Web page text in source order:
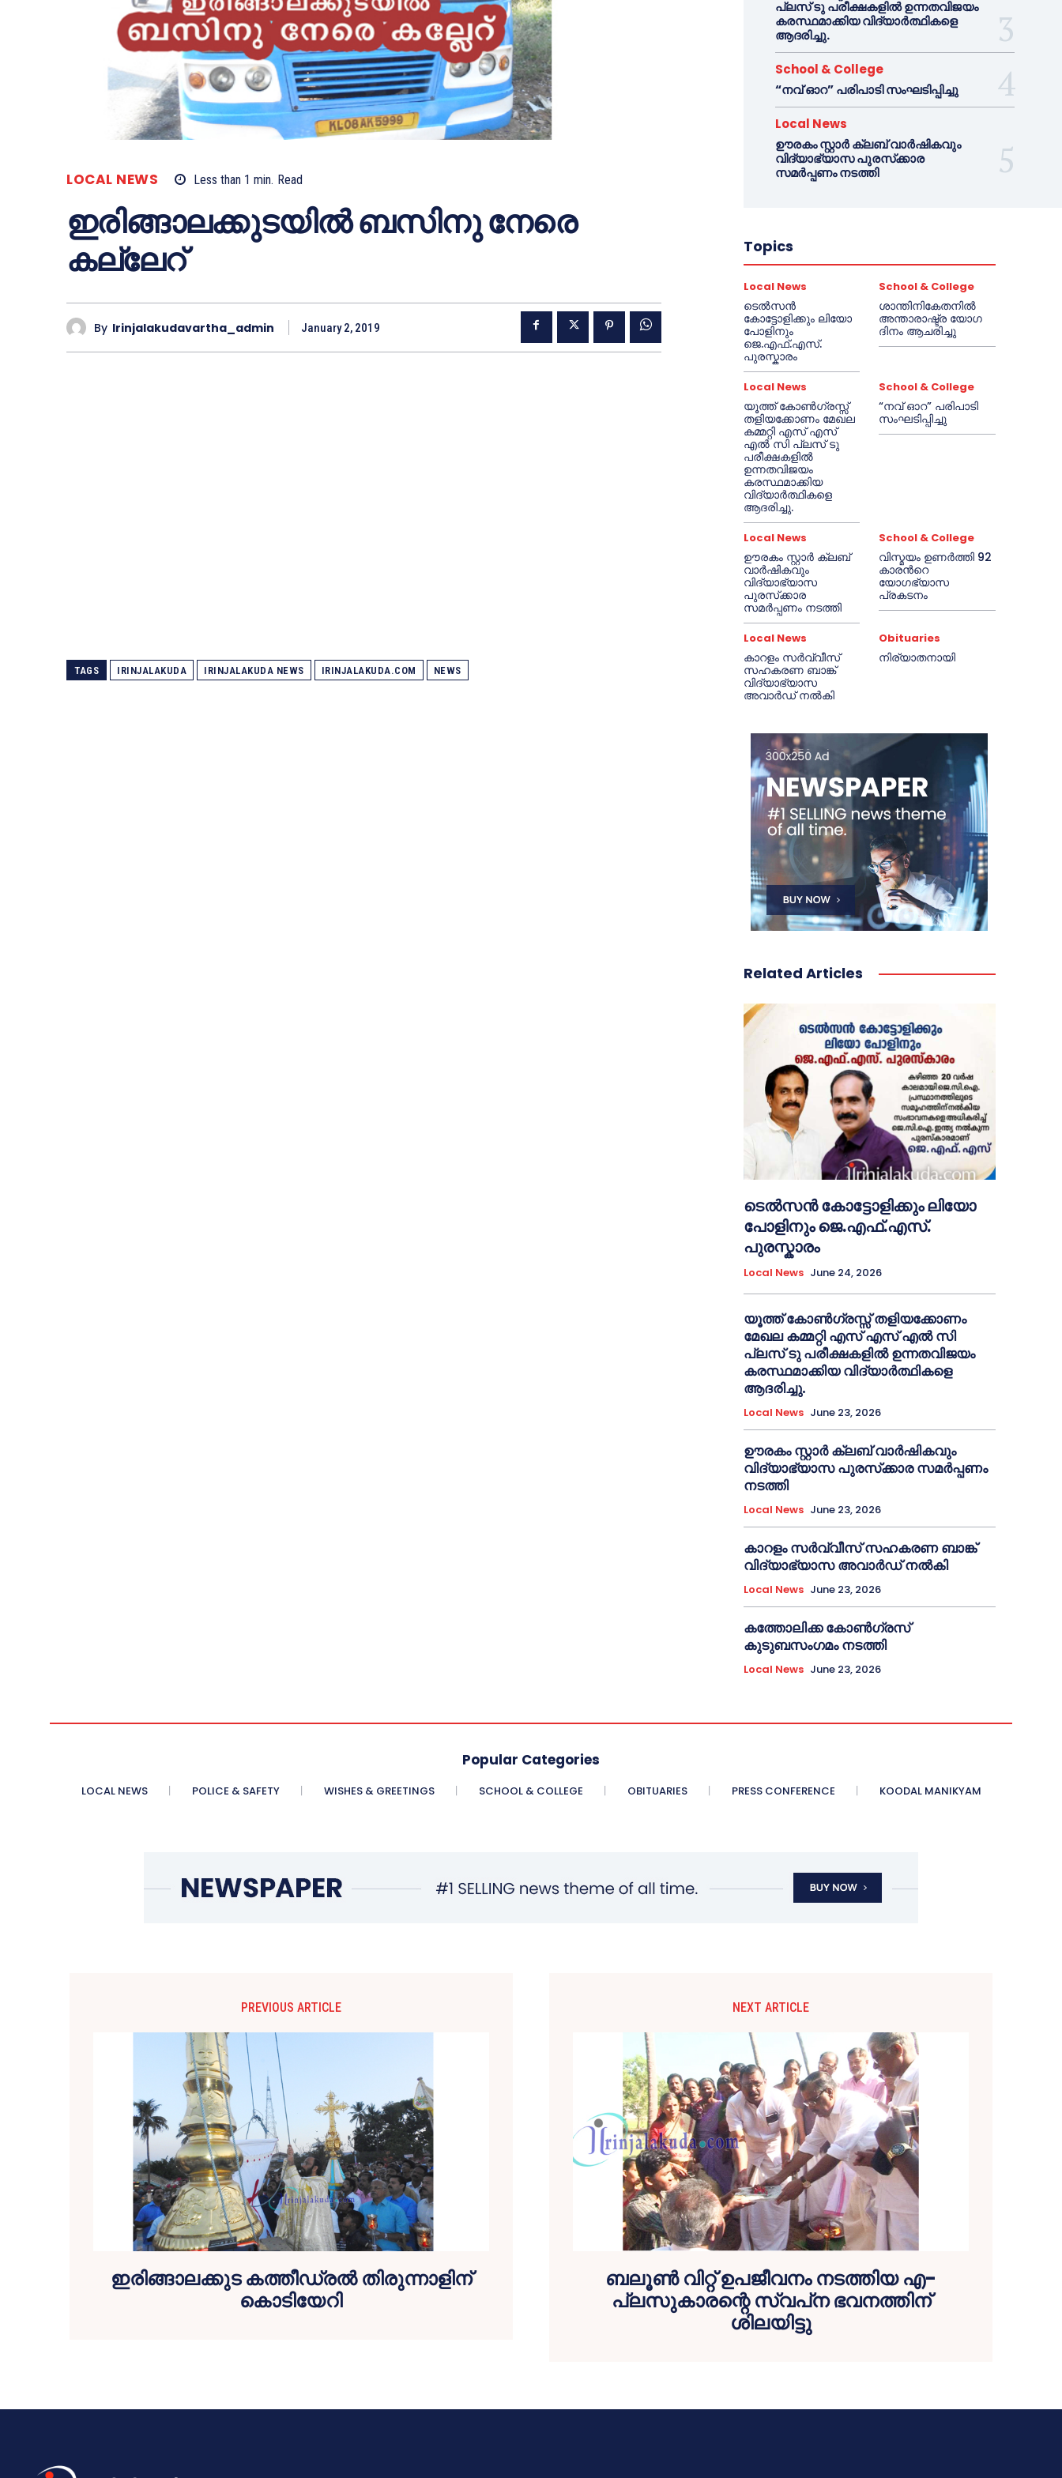
LOCAL NEWS Less than 1 min. Read
ഇരിങ്ങാലക്കുടയില്‍ ബസിനു നേരെ
കല്ലേറ്‌
By Irinjalakudavartha_admin January 2, 2019
TAGS IRINJALAKUDA IRINJALAKUDA NEWS IRINJALAKUDA.COM NEWS
പ്ലസ് ടു പരീക്ഷകളിൽ ഉന്നതവിജയം
കരസ്ഥമാക്കിയ വിദ്യാർത്ഥികളെ
ആദരിച്ചു.
School & College
“നവ് ഓറ” പരിപാടി സംഘടിപ്പിച്ചു
Local News
ഊരകം സ്റ്റാർ ക്ലബ് വാർഷികവും
വിദ്യാഭ്യാസ പുരസ്‌ക്കാര
സമർപ്പണം നടത്തി
Topics
Local News
ടെൽസൻ
കോട്ടോളിക്കും ലിയോ
പോളിനും
ജെ.എഫ്.എസ്.
പുരസ്കാരം
School & College
ശാന്തിനികേതനിൽ
അന്താരാഷ്ട്ര യോഗ
ദിനം ആചരിച്ചു
Local News
യൂത്ത് കോൺഗ്രസ്സ്
തളിയക്കോണം മേഖല
കമ്മറ്റി എസ് എസ്
എൽ സി പ്ലസ് ടു
പരീക്ഷകളിൽ
ഉന്നതവിജയം
കരസ്ഥമാക്കിയ
വിദ്യാർത്ഥികളെ
ആദരിച്ചു.
School & College
“നവ് ഓറ” പരിപാടി
സംഘടിപ്പിച്ചു
Local News
ഊരകം സ്റ്റാർ ക്ലബ്
വാർഷികവും
വിദ്യാഭ്യാസ
പുരസ്‌ക്കാര
സമർപ്പണം നടത്തി
School & College
വിസ്മയം ഉണർത്തി 92
കാരൻറെ
യോഗഭ്യാസ
പ്രകടനം
Local News
കാറളം സർവ്വീസ്
സഹകരണ ബാങ്ക്
വിദ്യാഭ്യാസ
അവാർഡ് നൽകി
Obituaries
നിര്യാതനായി
Related Articles
ടെൽസൻ കോട്ടോളിക്കും ലിയോ
പോളിനും ജെ.എഫ്.എസ്.
പുരസ്കാരം
Local News June 24, 2026
യൂത്ത് കോൺഗ്രസ്സ് തളിയക്കോണം
മേഖല കമ്മറ്റി എസ് എസ് എൽ സി
പ്ലസ് ടു പരീക്ഷകളിൽ ഉന്നതവിജയം
കരസ്ഥമാക്കിയ വിദ്യാർത്ഥികളെ
ആദരിച്ചു.
Local News June 23, 2026
ഊരകം സ്റ്റാർ ക്ലബ് വാർഷികവും
വിദ്യാഭ്യാസ പുരസ്‌ക്കാര സമർപ്പണം
നടത്തി
Local News June 23, 2026
കാറളം സർവ്വീസ് സഹകരണ ബാങ്ക്
വിദ്യാഭ്യാസ അവാർഡ് നൽകി
Local News June 23, 2026
കത്തോലിക്ക കോൺഗ്രസ്
കുടുബസംഗമം നടത്തി
Local News June 23, 2026
Popular Categories
LOCAL NEWS POLICE & SAFETY WISHES & GREETINGS SCHOOL & COLLEGE OBITUARIES PRESS CONFERENCE KOODAL MANIKYAM
PREVIOUS ARTICLE
ഇരിങ്ങാലക്കുട കത്തീഡ്രല്‍ തിരുന്നാളിന്
കൊടിയേറി
NEXT ARTICLE
ബലൂണ്‍ വിറ്റ് ഉപജീവനം നടത്തിയ എ-
പ്ലസുകാരന്റെ സ്വപ്‌ന ഭവനത്തിന്
ശിലയിട്ടു